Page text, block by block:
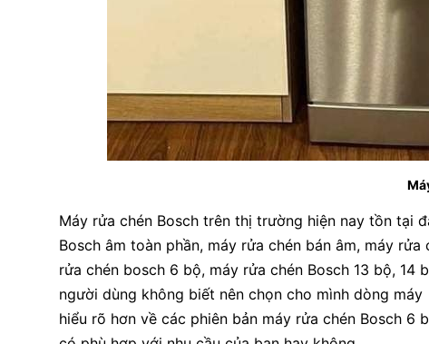
Máy rửa chén Bosch trên thị trường hiện nay tồn tại
Bosch âm toàn phần, máy rửa chén bán âm, máy
rửa chén bosch 6 bộ, máy rửa chén Bosch 13 bộ, 14
người dùng không biết nên chọn cho mình dòng
hiểu rõ hơn về các phiên bản máy rửa chén Bosch 6